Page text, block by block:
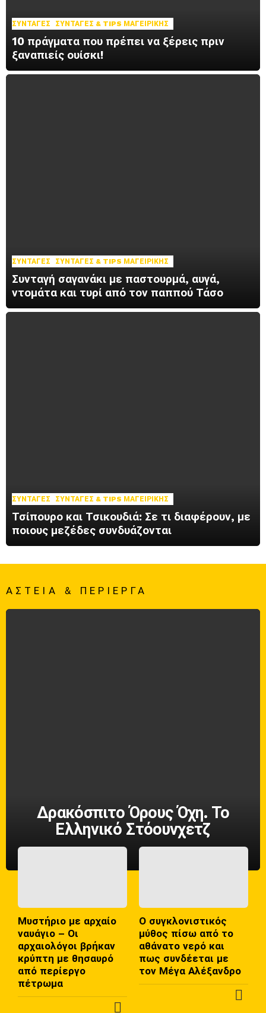
ΣΥΝΤΑΓΈΣ ΣΥΝΤΑΓΈΣ & TIPS ΜΑΓΕΙΡΙΚΉΣ
10 πράγματα που πρέπει να ξέρεις πριν
ξαναπιείς ουίσκι!
ΣΥΝΤΑΓΈΣ ΣΥΝΤΑΓΈΣ & TIPS ΜΑΓΕΙΡΙΚΉΣ
Συνταγή σαγανάκι με παστουρμά, αυγά,
ντομάτα και τυρί από τον παππού Τάσο
ΣΥΝΤΑΓΈΣ ΣΥΝΤΑΓΈΣ & TIPS ΜΑΓΕΙΡΙΚΉΣ
Τσίπουρο και Τσικουδιά: Σε τι διαφέρουν, με
ποιους μεζέδες συνδυάζονται
ΑΣΤΕΊΑ & ΠΕΡΊΕΡΓΑ
Δρακόσπιτο Όρους Όχη. Το
Ελληνικό Στόουνχετζ
Μυστήριο με αρχαίο
ναυάγιο – Οι
αρχαιολόγοι βρήκαν
κρύπτη με θησαυρό
από περίεργο
πέτρωμα
Ο συγκλονιστικός
μύθος πίσω από το
αθάνατο νερό και
πως συνδέεται με
τον Μέγα Αλέξανδρο